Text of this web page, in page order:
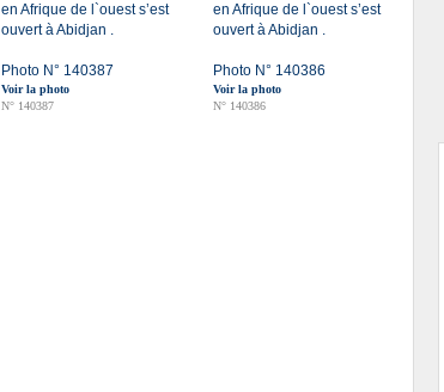
en Afrique de l`ouest s’est
ouvert à Abidjan .
Photo N° 140387
Voir la photo
N° 140387
en Afrique de l`ouest s’est
ouvert à Abidjan .
Photo N° 140386
Voir la photo
N° 140386